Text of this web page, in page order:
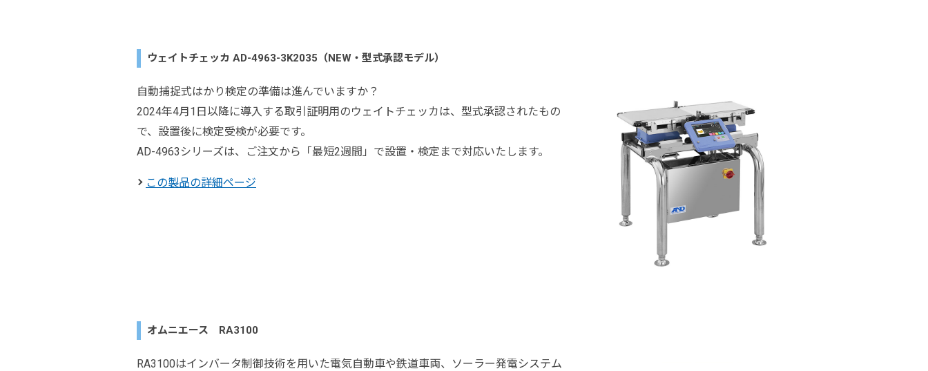
ウェイトチェッカ AD-4963-3K2035（NEW・型式承認モデル）
自動捕捉式はかり検定の準備は進んでいますか？
2024年4月1日以降に導入する取引証明用のウェイトチェッカは、型式承認されたもの
で、設置後に検定受検が必要です。
AD-4963シリーズは、ご注文から「最短2週間」で設置・検定まで対応いたします。
この製品の詳細ページ
オムニエース RA3100
RA3100はインバータ制御技術を用いた電気自動車や鉄道車両、ソーラー発電システム